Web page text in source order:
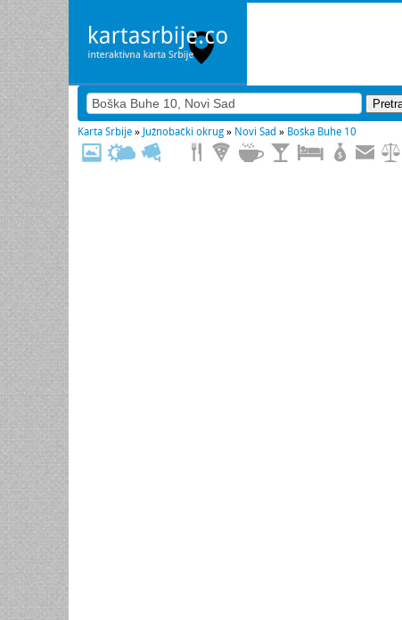
Karta Srbije » Južnobački okrug » Novi Sad » Boška Buhe 10